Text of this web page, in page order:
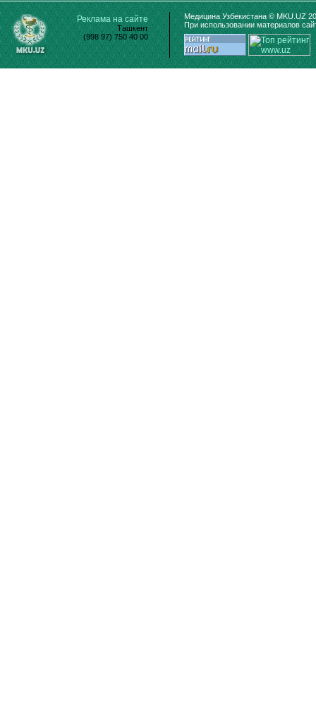
Реклама на сайте
Ташкент
(998 97) 750 40 00
Медицина Узбекистана © MKU.UZ
При использовании материалов